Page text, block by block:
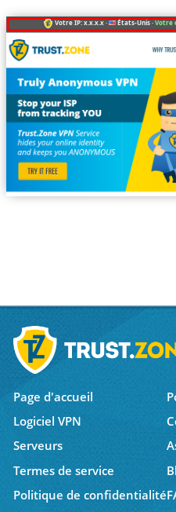
Votre IP: x.x.x.x · États-Unis ·Votre
Page d'accueil
Logiciel VPN
Serveurs
Termes de service
Politique de confidentialité